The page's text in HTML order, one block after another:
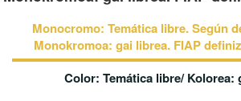
Monocromo: Temática libre. Según
Monokromoa: gai librea. FIAP
Color: Temática libre/ Kolorea: